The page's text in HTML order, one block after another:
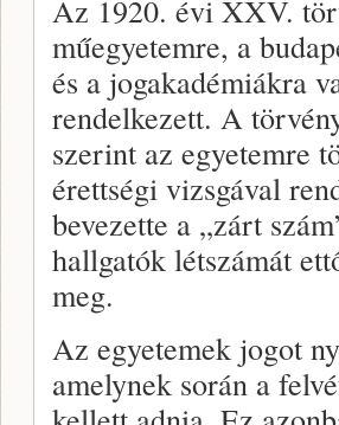
Az 1920. évi XXV.
műegyetemre, a
és a jogakadémiákra
rendelkezett. A
szerint az egyetemre
érettségi vizsgával
bevezette a „zárt
hallgatók létszámát
meg.
Az egyetemek jogot
amelynek során a